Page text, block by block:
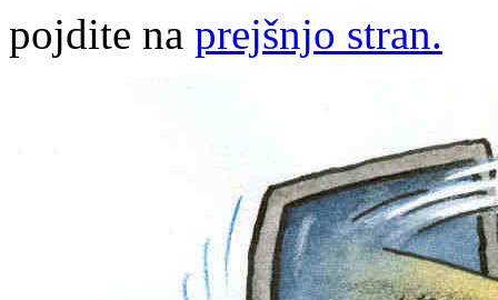
pojdite na prejšnjo stran.